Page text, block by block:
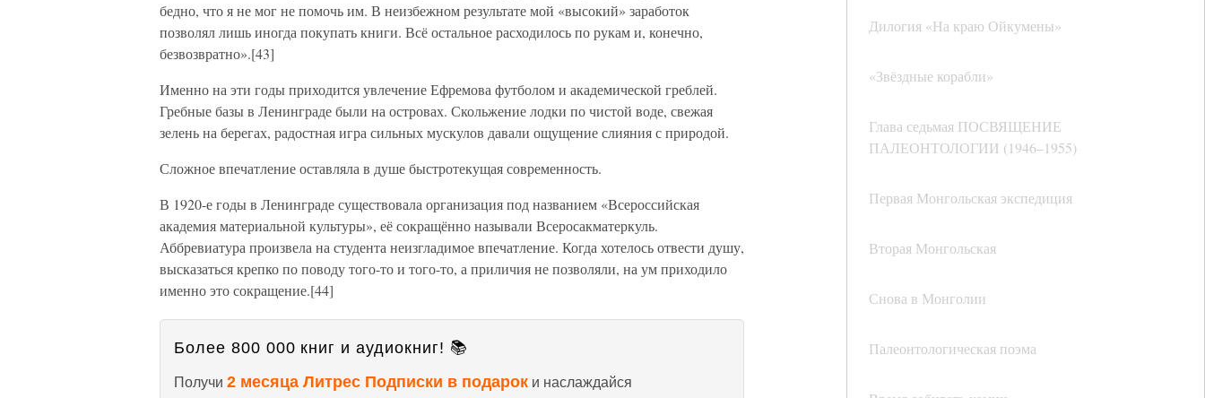
Дилогия «На краю Ойкумены»
«Звёздные корабли»
Глава седьмая ПОСВЯЩЕНИЕ
ПАЛЕОНТОЛОГИИ (1946–1955)
Первая Монгольская экспедиция
Вторая Монгольская
Снова в Монголии
Палеонтологическая поэма
бедно, что я не мог не помочь им. В неизбежном результате мой «высокий» заработок
позволял лишь иногда покупать книги. Всё остальное расходилось по рукам и, конечно,
безвозвратно».[43]
Именно на эти годы приходится увлечение Ефремова футболом и академической греблей.
Гребные базы в Ленинграде были на островах. Скольжение лодки по чистой воде, свежая
зелень на берегах, радостная игра сильных мускулов давали ощущение слияния с природой.
Сложное впечатление оставляла в душе быстротекущая современность.
В 1920-е годы в Ленинграде существовала организация под названием «Всероссийская
академия материальной культуры», её сокращённо называли Всеросакматеркуль.
Аббревиатура произвела на студента неизгладимое впечатление. Когда хотелось отвести душу,
высказаться крепко по поводу того-то и того-то, а приличия не позволяли, на ум приходило
именно это сокращение.[44]
Более 800 000 книг и аудиокниг! 📚
Получи 2 месяца Литрес Подписки в подарок и наслаждайся